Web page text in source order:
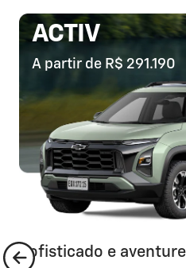
ACTIV
A partir de R$ 291.190
Sofisticado e